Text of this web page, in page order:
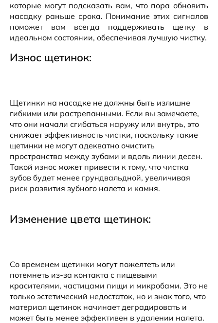
которые могут подсказать вам, что пора обновить
насадку раньше срока. Понимание этих сигналов
поможет вам всегда поддерживать щетку в
идеальном состоянии, обеспечивая лучшую чистку.
Износ щетинок:
Щетинки на насадке не должны быть излишне
гибкими или растрепанными. Если вы замечаете,
что они начали сгибаться наружу или внутрь, это
снижает эффективность чистки, поскольку такие
щетинки не могут адекватно очистить
пространства между зубами и вдоль линии десен.
Такой износ может привести к тому, что чистка
зубов будет менее грундвальдной, увеличивая
риск развития зубного налета и камня.
Изменение цвета щетинок:
Со временем щетинки могут пожелтеть или
потемнеть из-за контакта с пищевыми
красителями, частицами пищи и микробами. Это не
только эстетический недостаток, но и знак того, что
материал щетинок начинает деградировать и
может быть менее эффективен в удалении налета.